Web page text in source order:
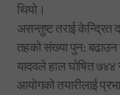
थियो।
असन्तुष्ट तराई केन्द्रित
तहको संख्या पुन:
यादवले हाल घोषित
आयोगको तयारीलाई